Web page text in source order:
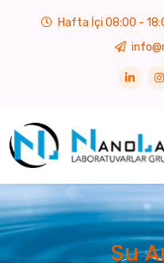
Hafta İçi 08:00 -
Su